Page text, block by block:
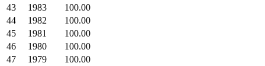
43
1983
100.00
44
1982
100.00
45
1981
100.00
46
1980
100.00
47
1979
100.00